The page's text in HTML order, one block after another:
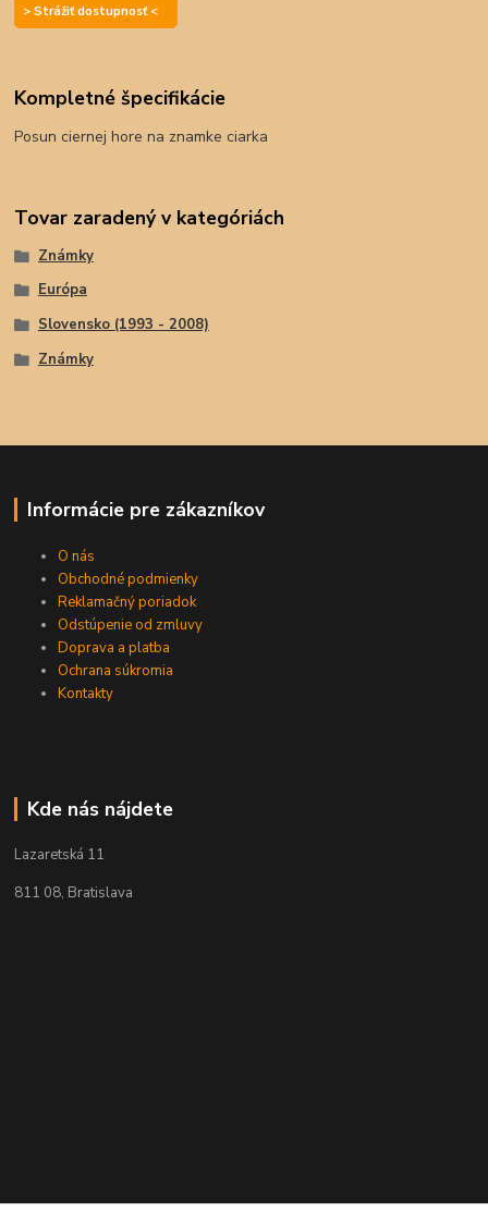
> Strážiť dostupnosť <
Kompletné špecifikácie
Posun ciernej hore na znamke ciarka
Tovar zaradený v kategóriách
Známky
Európa
Slovensko (1993 - 2008)
Známky
Informácie pre zákazníkov
O nás
Obchodné podmienky
Reklamačný poriadok
Odstúpenie od zmluvy
Doprava a platba
Ochrana súkromia
Kontakty
Kde nás nájdete
Lazaretská 11
811 08, Bratislava